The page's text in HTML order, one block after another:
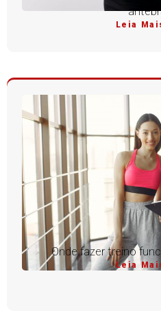
Leia
Onde fazer treino
Leia